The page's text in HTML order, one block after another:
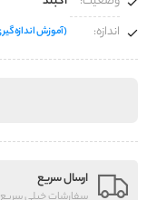
اندازه:
(آموزش
ارسال سریع